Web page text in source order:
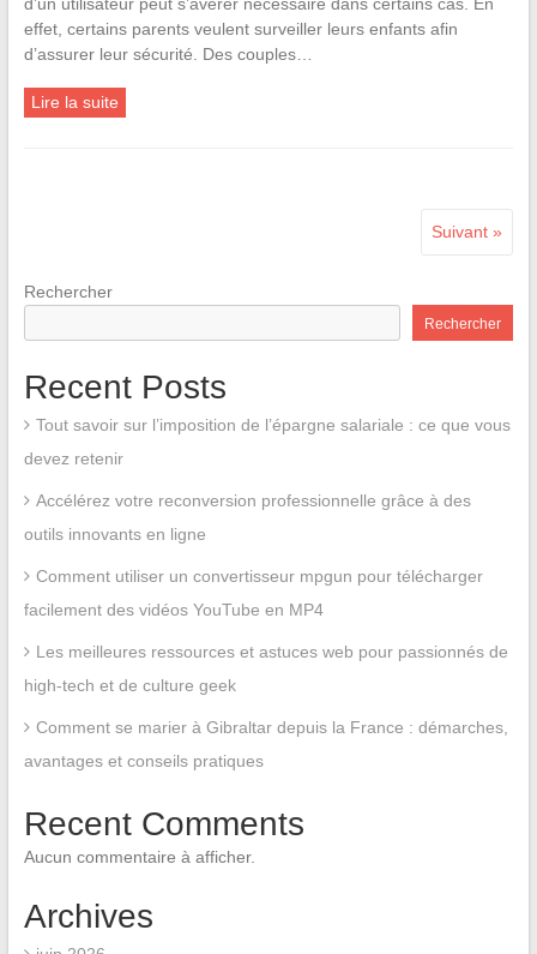
effet, certains parents veulent surveiller leurs enfants afin
d’assurer leur sécurité. Des couples…
Lire la suite
Suivant »
Rechercher
Rechercher
Recent Posts
Tout savoir sur l’imposition de l’épargne salariale : ce que vous
devez retenir
Accélérez votre reconversion professionnelle grâce à des
outils innovants en ligne
Comment utiliser un convertisseur mpgun pour télécharger
facilement des vidéos YouTube en MP4
Les meilleures ressources et astuces web pour passionnés de
high-tech et de culture geek
Comment se marier à Gibraltar depuis la France : démarches,
avantages et conseils pratiques
Recent Comments
Aucun commentaire à afficher.
Archives